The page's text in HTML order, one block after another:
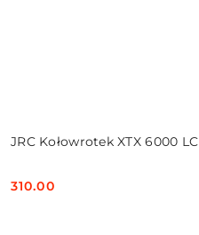
JRC Kołowrotek XTX 6000 LC
Cena:
310.00